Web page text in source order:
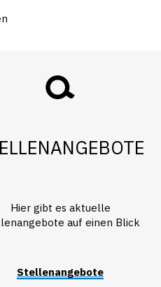
Hier gibt es aktuelle
auf einen Blick
Stellenangebote